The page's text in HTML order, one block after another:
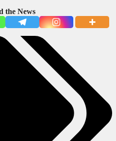
the News